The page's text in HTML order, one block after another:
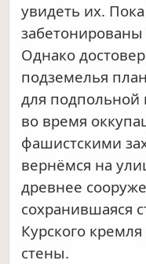
увидеть их.
Однако
подземелья
для подпольной
во время
фашистскими
вернёмся на
древнее
сохранившаяся
Курского
стены.